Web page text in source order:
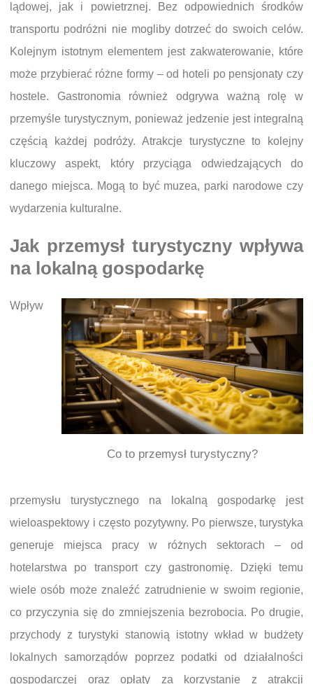
lądowej, jak i powietrznej. Bez odpowiednich środków
transportu podróżni nie mogliby dotrzeć do swoich celów.
Kolejnym istotnym elementem jest zakwaterowanie, które
może przybierać różne formy – od hoteli po pensjonaty czy
hostele. Gastronomia również odgrywa ważną rolę w
przemyśle turystycznym, ponieważ jedzenie jest integralną
częścią każdej podróży. Atrakcje turystyczne to kolejny
kluczowy aspekt, który przyciąga odwiedzających do
danego miejsca. Mogą to być muzea, parki narodowe czy
wydarzenia kulturalne.
Jak przemysł turystyczny wpływa
na lokalną gospodarkę
Co to przemysł turystyczny?
Wpływ
przemysłu turystycznego na lokalną gospodarkę jest
wieloaspektowy i często pozytywny. Po pierwsze, turystyka
generuje miejsca pracy w różnych sektorach – od
hotelarstwa po transport czy gastronomię. Dzięki temu
wiele osób może znaleźć zatrudnienie w swoim regionie,
co przyczynia się do zmniejszenia bezrobocia. Po drugie,
przychody z turystyki stanowią istotny wkład w budżety
lokalnych samorządów poprzez podatki od działalności
gospodarczej oraz opłaty za korzystanie z atrakcji